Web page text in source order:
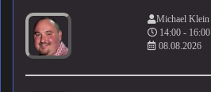
Michael Klein
14:00 - 16:00
08.08.2026